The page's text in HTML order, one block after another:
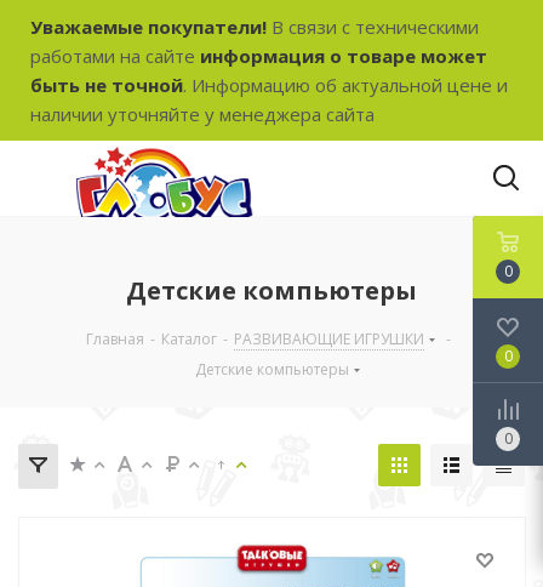
Уважаемые покупатели! В связи с техническими
работами на сайте информация о товаре может
быть не точной. Информацию об актуальной цене и
наличии уточняйте у менеджера сайта
Детские компьютеры
Главная - Каталог - РАЗВИВАЮЩИЕ ИГРУШКИ
-
Детские компьютеры
0
0
0